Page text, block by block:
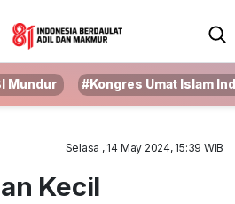
Mundur #Kongres Umat Islam
Selasa , 14 May 2024, 15:39 WIB
Kecil